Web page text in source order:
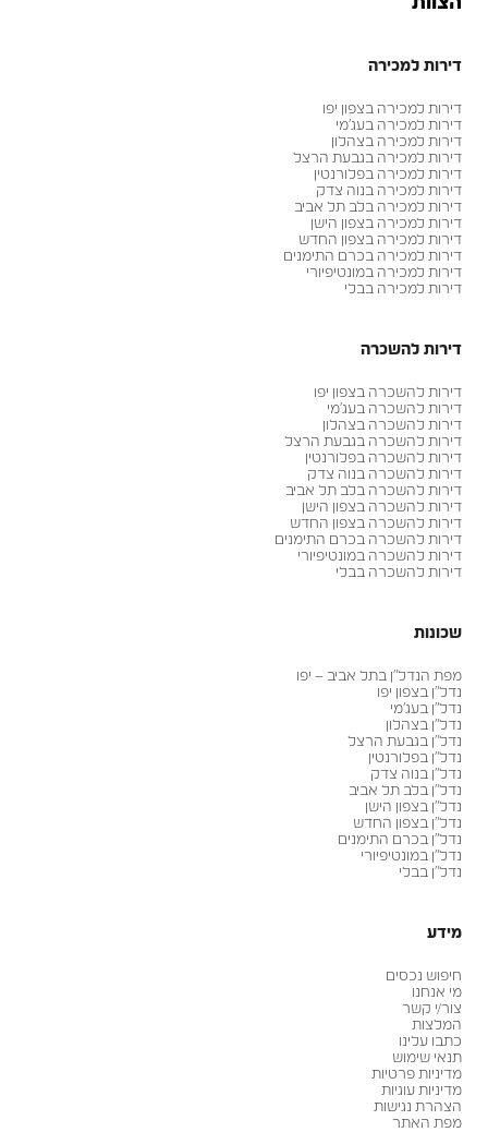
דירות למכירה
דירות למכירה בצפון יפו
דירות למכירה בעג׳מי
דירות למכירה בצהלון
דירות למכירה בגבעת הרצל
דירות למכירה בפלורנטין
דירות למכירה בנוה צדק
דירות למכירה בלב תל אביב
דירות למכירה בצפון הישן
דירות למכירה בצפון החדש
דירות למכירה בכרם התימנים
דירות למכירה במונטיפיורי
דירות למכירה בבלי
דירות להשכרה
דירות להשכרה בצפון יפו
דירות להשכרה בעג׳מי
דירות להשכרה בצהלון
דירות להשכרה בגבעת הרצל
דירות להשכרה בפלורנטין
דירות להשכרה בנוה צדק
דירות להשכרה בלב תל אביב
דירות להשכרה בצפון הישן
דירות להשכרה בצפון החדש
דירות להשכרה בכרם התימנים
דירות להשכרה במונטיפיורי
דירות להשכרה בבלי
שכונות
מפת הנדל״ן בתל אביב – יפו
נדל״ן בצפון יפו
נדל״ן בעג׳מי
נדל״ן בצהלון
נדל״ן בגבעת הרצל
נדל״ן בפלורנטין
נדל״ן בנוה צדק
נדל״ן בלב תל אביב
נדל״ן בצפון הישן
נדל״ן בצפון החדש
נדל״ן בכרם התימנים
נדל״ן במונטיפיורי
נדל״ן בבלי
מידע
חיפוש נכסים
מי אנחנו
צור/י קשר
המלצות
כתבו עלינו
תנאי שימוש
מדיניות פרטיות
מדיניות עוגיות
הצהרת נגישות
מפת האתר